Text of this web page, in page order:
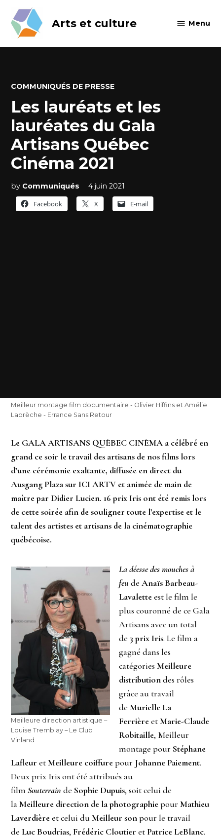
content
Arts et culture Menu
POSTED
COMMUNIQUÉS DE PRESSE
Les lauréats et les
lauréates du Gala
Artisans Québec
Cinéma 2021
by Communiqués
4 juin 2021
Facebook
X E-mail
Meilleur montage film documentaire - Olivier Hiffins et Amélie
Labrèche - Errance Sans Retour
Le GALA ARTISANS QUÉBEC CINÉMA a célébré en
grand ce soir le travail des artisans de nos films lors
d’une cérémonie exaltante, diffusée en direct du
Ausgang Plaza sur ICI ARTV et animée de main de
maître par Didier Lucien. 16 prix Iris ont été remis lors
de cette soirée afin de souligner toute l’expertise et le
talent des artistes et artisans de la cinématographie
québécoise.
Meilleure direction artistique –
Louise Tremblay – Le Club
Vinland
La déesse des mouches à
feu deAnaïs Barbeau-
Lavaletteest le film le
plus couronné de ce Gala
Artisans avec un total
de3 prix Iris. Le film a
gagné dans les
catégoriesMeilleure
distributiondes rôles
grâce au travail
deMurielle La
FerrièreetMarie-Claude
Robitaille, Meilleur
montage pour Stéphane
Lafleur etMeilleure coiffurepour Johanne Paiement.
Deux prix Iris ont été attribués au
filmSouterrain de Sophie Dupuis, soit celui de
laMeilleure direction de la photographiepourMathieu
Laverdièreet celui duMeilleur sonpour le travail
de Luc Boudrias, Frédéric Cloutier et Patrice LeBlanc.